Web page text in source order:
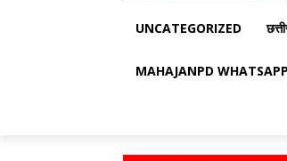
UNCATEGORIZED
MAHAJANPD